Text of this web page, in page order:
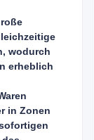
wodurch
erheblich
in Zonen